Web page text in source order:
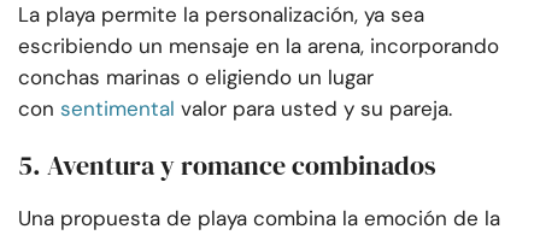
La playa permite la personalización, ya sea
escribiendo un mensaje en la arena, incorporando
conchas marinas o eligiendo un lugar
con sentimental valor para usted y su pareja.
5. Aventura y romance combinados
Una propuesta de playa combina la emoción de la